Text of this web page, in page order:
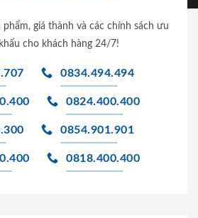
giá thành và các chính sách ưu
cho khách hàng 24/7!
0834.494.494
0824.400.400
0854.901.901
0818.400.400